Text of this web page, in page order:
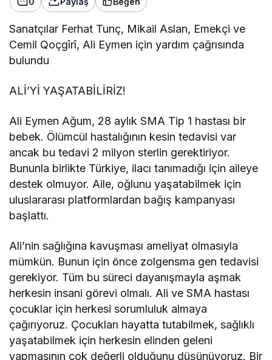
Sanatçılar Ferhat Tunç, Mikail Aslan, Emekçi ve
Cemil Qoçgîrî, Ali Eymen için yardım çağrısında
bulundu
ALİ’Yİ YAŞATABİLİRİZ!
Ali Eymen Ağum, 28 aylık SMA Tip 1 hastası bir
bebek. Ölümcül hastalığının kesin tedavisi var
ancak bu tedavi 2 milyon sterlin gerektiriyor.
Bununla birlikte Türkiye, ilacı tanımadığı için aileye
destek olmuyor. Aile, oğlunu yaşatabilmek için
uluslararası platformlardan bağış kampanyası
başlattı.
Ali’nin sağlığına kavuşması ameliyat olmasıyla
mümkün. Bunun için önce zolgensma gen tedavisi
gerekiyor. Tüm bu süreci dayanışmayla aşmak
herkesin insani görevi olmalı. Ali ve SMA hastası
çocuklar için herkesi sorumluluk almaya
çağırıyoruz. Çocukları hayatta tutabilmek, sağlıklı
yaşatabilmek için herkesin elinden geleni
yapmasının çok değerli olduğunu düşünüyoruz. Bir